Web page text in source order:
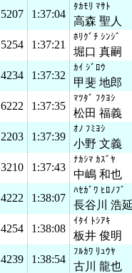
5207 1:37:04
ﾀｶﾓﾘ ﾏｻﾄ
高森 聖人
5254 1:37:21
ﾎﾘｸﾞﾁ ｼﾝｼﾞ
堀口 真嗣
4234 1:37:32
ｶｲ ｼﾞﾛｳ
甲斐 地郎
6222 1:37:35
ﾏﾂﾀﾞ ﾌｸﾖｼ
松田 福義
2203 1:37:39
ｵﾉ ﾌﾐﾖｼ
小野 文義
3210 1:37:43
ﾅｶｼﾏ ｶｽﾞﾔ
中嶋 和也
4222 1:38:07
ﾊｾｶﾞﾜ ﾋﾛﾉﾌﾞ
長谷川 浩
4254 1:38:08
ｲﾀｲ ﾄｼｱｷ
板井 俊明
4239 1:38:54
ﾌﾙｶﾜ ﾘｭｳﾔ
古川 龍也